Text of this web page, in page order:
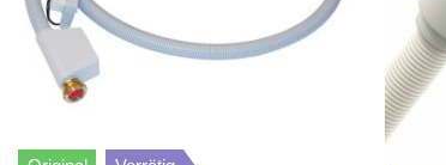
Constructa CG4A56U5/63
Constructa CG4A56U5/74
Constructa CG4A56V8/01